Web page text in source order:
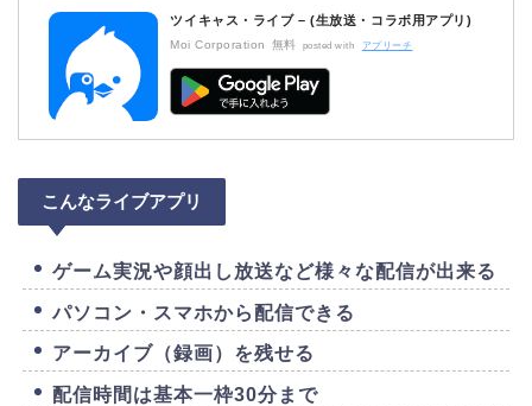
ツイキャス・ライブ – (生放送・コラボ用アプリ)
Moi Corporation 無料 posted with アプリーチ
こんなライブアプリ
ゲーム実況や顔出し放送など様々な配信が出来る
パソコン・スマホから配信できる
アーカイブ（録画）を残せる
配信時間は基本一枠30分まで